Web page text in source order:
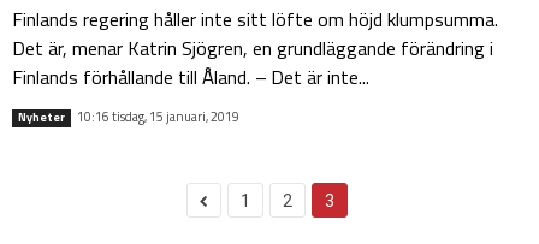
Finlands regering håller inte sitt löfte om höjd klumpsumma.
Det är, menar Katrin Sjögren, en grundläggande förändring i
Finlands förhållande till Åland. – Det är inte...
Nyheter 10:16 tisdag, 15 januari, 2019
1 2 3